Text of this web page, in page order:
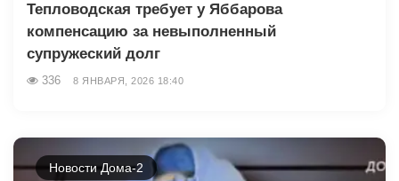
Тепловодская требует у Яббарова
компенсацию за невыполненный
супружеский долг
336 8 ЯНВАРЯ, 2026 18:40
Новости Дома-2